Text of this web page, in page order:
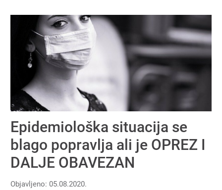
Epidemiološka situacija se
blago popravlja ali je OPREZ I
DALJE OBAVEZAN
Objavljeno: 05.08.2020.